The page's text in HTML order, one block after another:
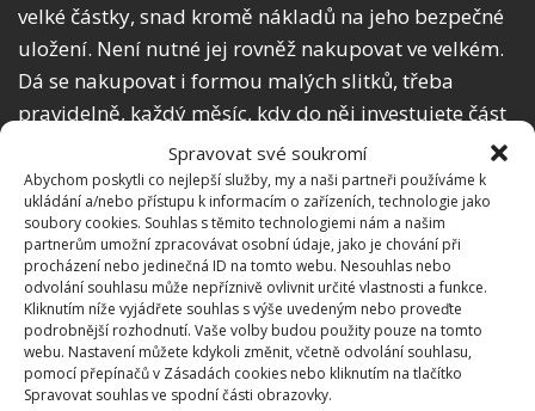
Spravovat své soukromí
Abychom poskytli co nejlepší služby, my a naši partneři používáme k
ukládání a/nebo přístupu k informacím o zařízeních, technologie jako
soubory cookies. Souhlas s těmito technologiemi nám a našim
partnerům umožní zpracovávat osobní údaje, jako je chování při
procházení nebo jedinečná ID na tomto webu. Nesouhlas nebo
odvolání souhlasu může nepříznivě ovlivnit určité vlastnosti a funkce.
Kliknutím níže vyjádřete souhlas s výše uvedeným nebo proveďte
podrobnější rozhodnutí. Vaše volby budou použity pouze na tomto
webu. Nastavení můžete kdykoli změnit, včetně odvolání souhlasu,
pomocí přepínačů v Zásadách cookies nebo kliknutím na tlačítko
Spravovat souhlas ve spodní části obrazovky.
velké částky, snad kromě nákladů na jeho bezpečné
uložení. Není nutné jej rovněž nakupovat ve velkém.
Dá se nakupovat i formou malých slitků, třeba
pravidelně, každý měsíc, kdy do něj investujete část
svých příjmů. Je též na rozdíl od nemovitosti
přenosné. I jeho likvidita je snadnější než u
nemovitostí. Zatímco investiční zlato prodáte
kdykoliv a kdekoliv v podstatě obratem, prodej
nemovitosti je náročný a zdlouhavý. Uložit si tedy
majetek do zlata bude mnohem výhodnější.